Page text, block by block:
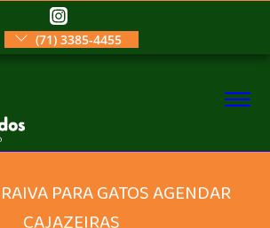
(71) 3385-4455
PARA GATOS AGENDAR
CAJAZEIRAS